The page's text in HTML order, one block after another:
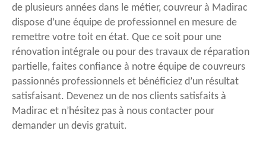
de plusieurs années dans le métier, couvreur à Madirac
dispose d’une équipe de professionnel en mesure de
remettre votre toit en état. Que ce soit pour une
rénovation intégrale ou pour des travaux de réparation
partielle, faites confiance à notre équipe de couvreurs
passionnés professionnels et bénéficiez d’un résultat
satisfaisant. Devenez un de nos clients satisfaits à
Madirac et n’hésitez pas à nous contacter pour
demander un devis gratuit.